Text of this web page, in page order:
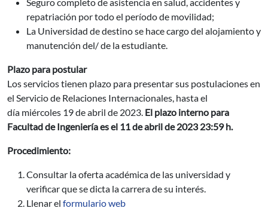
repatriación por todo el período de movilidad;
La Universidad de destino se hace cargo del alojamiento y
manutención del/ de la estudiante.
Plazo para postular
Los servicios tienen plazo para presentar sus postulaciones en
el Servicio de Relaciones Internacionales, hasta el
día miércoles 19 de abril de 2023. El plazo interno para
Facultad de Ingeniería es el 11 de abril de 2023 23:59 h.
Procedimiento:
Consultar la oferta académica de las universidad y
verificar que se dicta la carrera de su interés.
Llenar el formulario web